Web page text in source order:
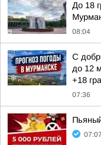
До 18
08:04
С
до 12
+18
07:36
07:07